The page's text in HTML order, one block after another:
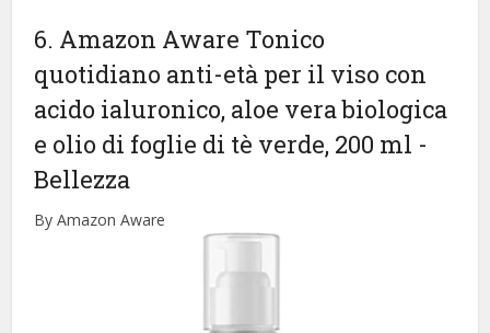
6. Amazon Aware Tonico
quotidiano anti-età per il viso con
acido ialuronico, aloe vera biologica
e olio di foglie di tè verde, 200 ml -
Bellezza
By Amazon Aware